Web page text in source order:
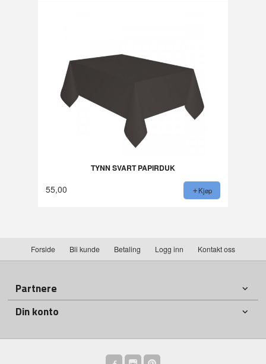
TYNN SVART PAPIRDUK
55,00 Kjøp
Forside Bli kunde Betaling Logg inn Kontakt oss
Partnere
Din konto